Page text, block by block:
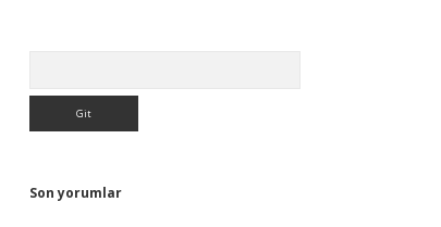
Son yorumlar